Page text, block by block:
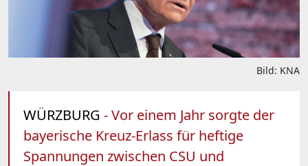
Bild: KNA
WÜRZBURG - Vor einem Jahr sorgte der
bayerische Kreuz-Erlass für heftige
Spannungen zwischen CSU und